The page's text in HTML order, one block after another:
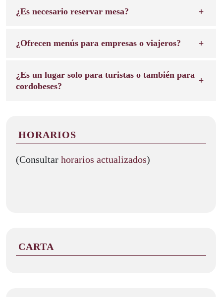
¿Es necesario reservar mesa?
¿Ofrecen menús para empresas o viajeros?
¿Es un lugar solo para turistas o también para
cordobeses?
HORARIOS
(Consultar horarios actualizados)
CARTA